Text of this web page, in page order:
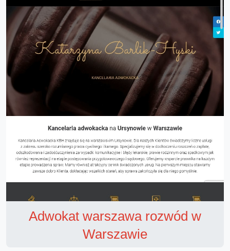
Adwokat warszawa rozwód w
Warszawie